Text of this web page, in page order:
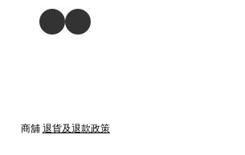
商舖退貨及退款政策